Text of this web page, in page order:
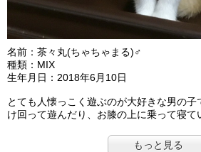
名前：茶々丸(ちゃちゃまる)♂
種類：MIX
生年月日：2018年6月10日
とても人懐っこく遊ぶのが大好きな男の
け回って遊んだり、お膝の上に乗って寝て
もっと見る